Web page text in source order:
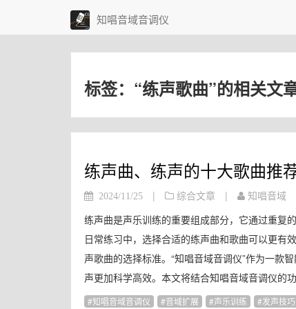
知唱音域音调仪
标签：“练声歌曲”的相关文
练声曲、练声的十大歌曲推
2024/11/25 | 综合文章 | 知唱音域
练声曲是声乐训练的重要组成部分，它通过重复
日常练习中，选择合适的练声曲和歌曲可以更有
声歌曲的选择标准。“知唱音域音调仪”作为一款
声更加科学高效。本文将结合知唱音域音调仪的
知唱音域音调仪 音域扩展 声乐训练 发声技巧